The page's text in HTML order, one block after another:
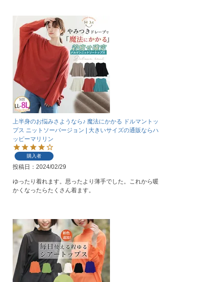
上半身のお悩みさようなら♪ 魔法にかかる ドルマントッ
プス ニットソーバージョン | 大きいサイズの通販ならハ
ッピーマリリン
購入者
投稿日 2024/02/29
ゆったり着れます。思ったより薄手でした。これから暖
かくなったらたくさん着ます。